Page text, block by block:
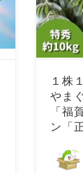
１株
やま
「福
ン「